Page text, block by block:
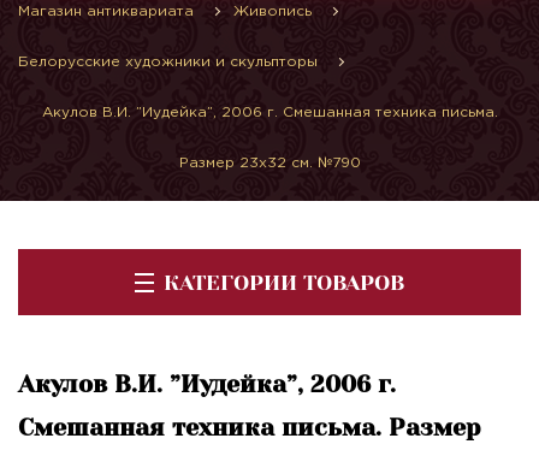
Магазин антиквариата Живопись
Белорусские художники и скульпторы
Акулов В.И. ”Иудейка”, 2006 г. Смешанная техника письма.
Размер 23х32 см. №790
КАТЕГОРИИ ТОВАРОВ
Акулов В.И. ”Иудейка”, 2006 г.
Смешанная техника письма. Размер